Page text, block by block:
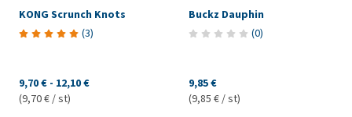
KONG Scrunch Knots
(3)
9,70 € - 12,10 €
(9,70 € / st)
Buckz Dauphin
(0)
9,85 €
(9,85 € / st)